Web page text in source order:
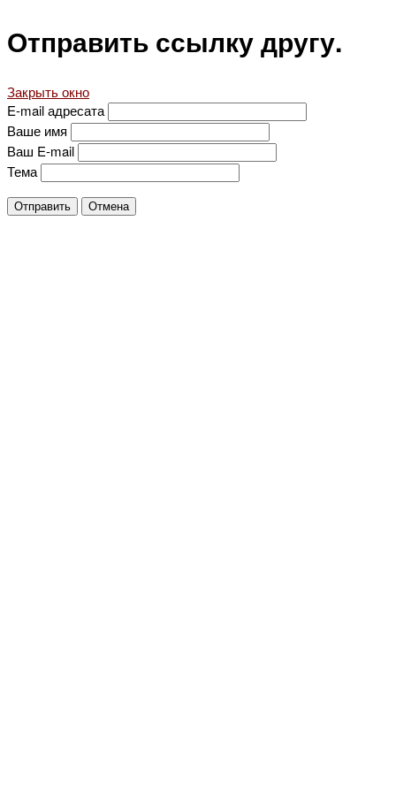
Отправить ссылку другу.
Закрыть окно
E-mail адресата
Ваше имя
Ваш E-mail
Тема
Отправить Отмена